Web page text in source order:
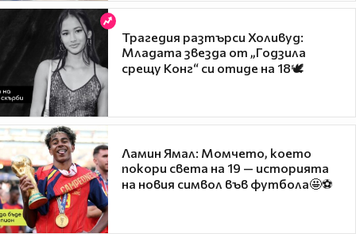
Трагедия разтърси Холивуд:
Младата звезда от „Годзила
срещу Конг“ си отиде на 18🕊️
Ламин Ямал: Момчето, което
покори света на 19 — историята
на новия символ във футбола🤩⚽